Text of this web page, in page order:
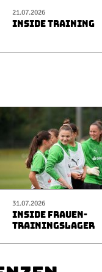
21.07.2026
INSIDE TRAINING
31.07.2026
INSIDE FRAUEN-
TRAININGSLAGER